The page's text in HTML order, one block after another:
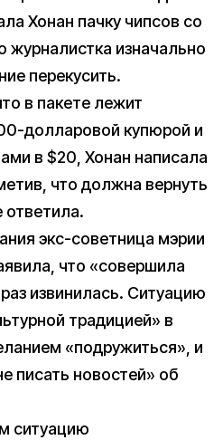
Хонан пачку чипсов со
журналистка изначально
перекусить.
в пакете лежит
долларовой купюрой и
в $20, Хонан написала
что должна вернуть
ответила.
экс-советница мэрии
что «совершила
извинилась. Ситуацию
традицией» в
«подружиться», и
писать новостей» об
ситуацию